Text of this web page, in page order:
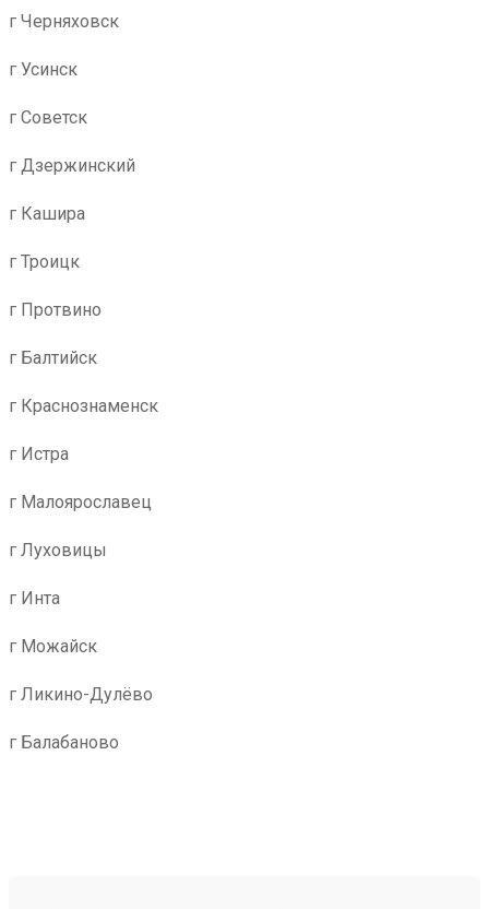
г Черняховск
г Усинск
г Советск
г Дзержинский
г Кашира
г Троицк
г Протвино
г Балтийск
г Краснознаменск
г Истра
г Малоярославец
г Луховицы
г Инта
г Можайск
г Ликино-Дулёво
г Балабаново